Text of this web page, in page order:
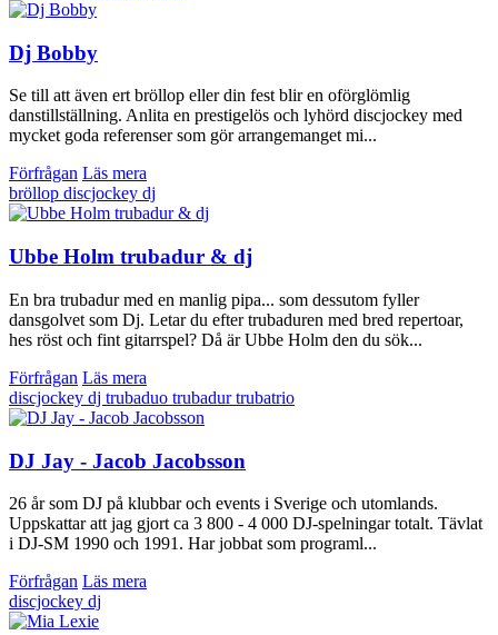
Dj Bobby
Se till att även ert bröllop eller din fest blir en oförglömlig
danstillställning. Anlita en prestigelös och lyhörd discjockey med
mycket goda referenser som gör arrangemanget mi...
Förfrågan Läs mera
bröllop discjockey dj
Ubbe Holm trubadur & dj
En bra trubadur med en manlig pipa... som dessutom fyller
dansgolvet som Dj. Letar du efter trubaduren med bred repertoar,
hes röst och fint gitarrspel? Då är Ubbe Holm den du sök...
Förfrågan Läs mera
discjockey dj trubaduo trubadurtrubatrio
DJ Jay - Jacob Jacobsson
26 år som DJ på klubbar och events i Sverige och utomlands.
Uppskattar att jag gjort ca 3 800 - 4 000 DJ-spelningar totalt. Tävlat
i DJ-SM 1990 och 1991. Har jobbat som programl...
Förfrågan Läs mera
discjockey dj